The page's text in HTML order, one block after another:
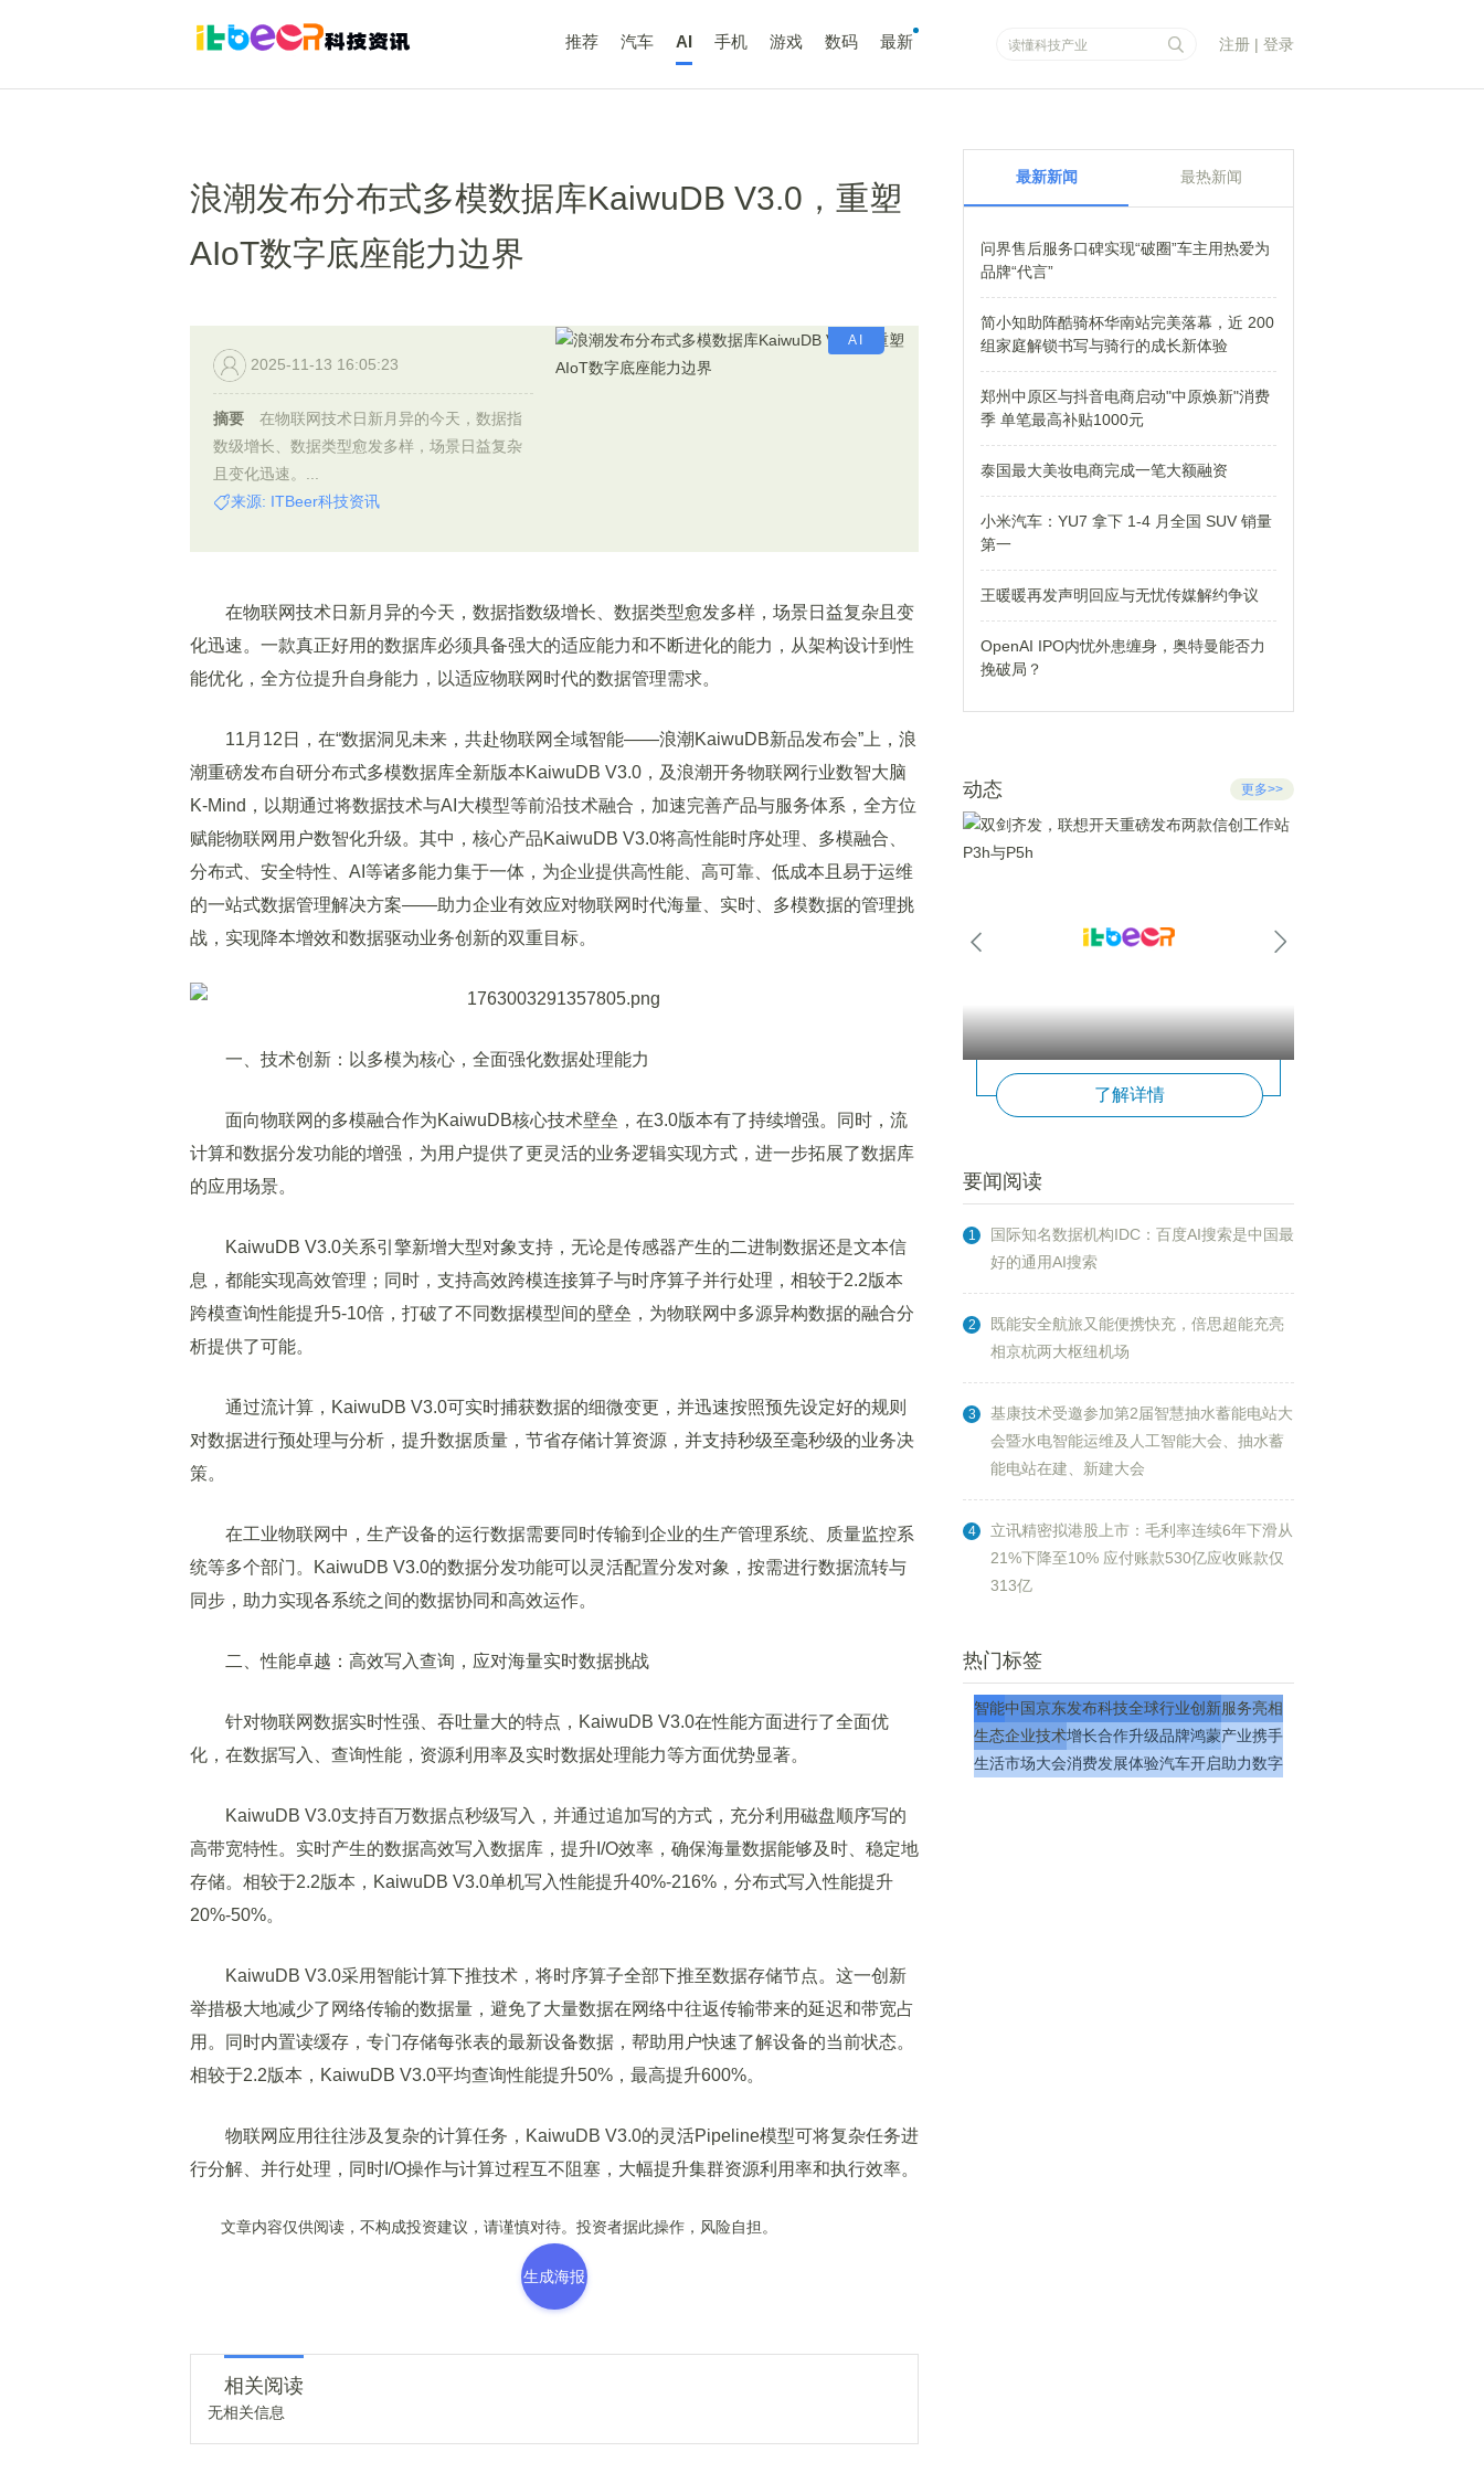
推荐 汽车 AI 手机 游戏 数码 最新 注册 | 登录
浪潮发布分布式多模数据库KaiwuDB V3.0，重塑
AIoT数字底座能力边界
AI
2025-11-13 16:05:23
摘要
在物联网技术日新月异的今天，数据指
数级增长、数据类型愈发多样，场景日益复杂
且变化迅速。...
来源: ITBeer科技资讯
在物联网技术日新月异的今天，数据指数级增长、数据类型愈发多样，场景日益复杂且变
化迅速。一款真正好用的数据库必须具备强大的适应能力和不断进化的能力，从架构设计到性
能优化，全方位提升自身能力，以适应物联网时代的数据管理需求。
11月12日，在“数据洞见未来，共赴物联网全域智能——浪潮KaiwuDB新品发布会”上，浪
潮重磅发布自研分布式多模数据库全新版本KaiwuDB V3.0，及浪潮开务物联网行业数智大脑
K-Mind，以期通过将数据技术与AI大模型等前沿技术融合，加速完善产品与服务体系，全方位
赋能物联网用户数智化升级。其中，核心产品KaiwuDB V3.0将高性能时序处理、多模融合、
分布式、安全特性、AI等诸多能力集于一体，为企业提供高性能、高可靠、低成本且易于运维
的一站式数据管理解决方案——助力企业有效应对物联网时代海量、实时、多模数据的管理挑
战，实现降本增效和数据驱动业务创新的双重目标。
一、技术创新：以多模为核心，全面强化数据处理能力
面向物联网的多模融合作为KaiwuDB核心技术壁垒，在3.0版本有了持续增强。同时，流
计算和数据分发功能的增强，为用户提供了更灵活的业务逻辑实现方式，进一步拓展了数据库
的应用场景。
KaiwuDB V3.0关系引擎新增大型对象支持，无论是传感器产生的二进制数据还是文本信
息，都能实现高效管理；同时，支持高效跨模连接算子与时序算子并行处理，相较于2.2版本
跨模查询性能提升5-10倍，打破了不同数据模型间的壁垒，为物联网中多源异构数据的融合分
析提供了可能。
通过流计算，KaiwuDB V3.0可实时捕获数据的细微变更，并迅速按照预先设定好的规则
对数据进行预处理与分析，提升数据质量，节省存储计算资源，并支持秒级至毫秒级的业务决
策。
在工业物联网中，生产设备的运行数据需要同时传输到企业的生产管理系统、质量监控系
统等多个部门。KaiwuDB V3.0的数据分发功能可以灵活配置分发对象，按需进行数据流转与
同步，助力实现各系统之间的数据协同和高效运作。
二、性能卓越：高效写入查询，应对海量实时数据挑战
针对物联网数据实时性强、吞吐量大的特点，KaiwuDB V3.0在性能方面进行了全面优
化，在数据写入、查询性能，资源利用率及实时数据处理能力等方面优势显著。
KaiwuDB V3.0支持百万数据点秒级写入，并通过追加写的方式，充分利用磁盘顺序写的
高带宽特性。实时产生的数据高效写入数据库，提升I/O效率，确保海量数据能够及时、稳定地
存储。相较于2.2版本，KaiwuDB V3.0单机写入性能提升40%-216%，分布式写入性能提升
20%-50%。
KaiwuDB V3.0采用智能计算下推技术，将时序算子全部下推至数据存储节点。这一创新
举措极大地减少了网络传输的数据量，避免了大量数据在网络中往返传输带来的延迟和带宽占
用。同时内置读缓存，专门存储每张表的最新设备数据，帮助用户快速了解设备的当前状态。
相较于2.2版本，KaiwuDB V3.0平均查询性能提升50%，最高提升600%。
物联网应用往往涉及复杂的计算任务，KaiwuDB V3.0的灵活Pipeline模型可将复杂任务进
行分解、并行处理，同时I/O操作与计算过程互不阻塞，大幅提升集群资源利用率和执行效率。
文章内容仅供阅读，不构成投资建议，请谨慎对待。投资者据此操作，风险自担。
生成海报
相关阅读
无相关信息
最新新闻 最热新闻
问界售后服务口碑实现“破圈”车主用热爱为
品牌“代言”
简小知助阵酷骑杯华南站完美落幕，近 200
组家庭解锁书写与骑行的成长新体验
郑州中原区与抖音电商启动"中原焕新"消费
季 单笔最高补贴1000元
泰国最大美妆电商完成一笔大额融资
小米汽车：YU7 拿下 1-4 月全国 SUV 销量
第一
王暖暖再发声明回应与无忧传媒解约争议
OpenAI IPO内忧外患缠身，奥特曼能否力
挽破局？
动态 更多>>
了解详情
要闻阅读
1
国际知名数据机构IDC：百度AI搜索是中国最
好的通用AI搜索
2
既能安全航旅又能便携快充，倍思超能充亮
相京杭两大枢纽机场
3
基康技术受邀参加第2届智慧抽水蓄能电站大
会暨水电智能运维及人工智能大会、抽水蓄
能电站在建、新建大会
4
立讯精密拟港股上市：毛利率连续6年下滑从
21%下降至10% 应付账款530亿应收账款仅
313亿
热门标签
智能中国京东发布科技全球行业创新服务亮相
生态企业技术增长合作升级品牌鸿蒙产业携手
生活市场大会消费发展体验汽车开启助力数字